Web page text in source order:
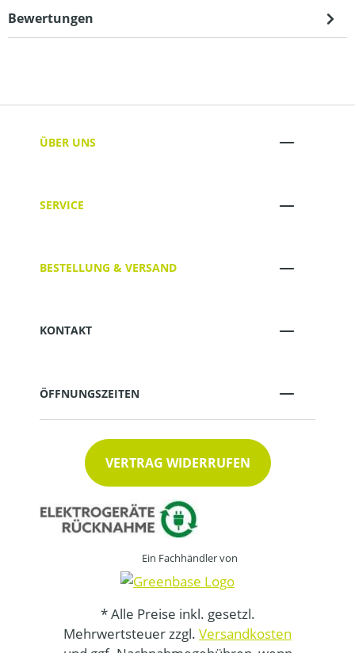
Bewertungen
ÜBER UNS
SERVICE
BESTELLUNG & VERSAND
KONTAKT
ÖFFNUNGSZEITEN
VERTRAG WIDERRUFEN
Ein Fachhändler von
* Alle Preise inkl. gesetzl.
Mehrwertsteuer zzgl. Versandkosten